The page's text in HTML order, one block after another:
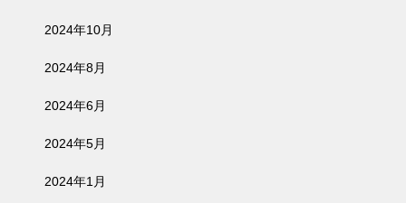
2024年10月
2024年8月
2024年6月
2024年5月
2024年1月